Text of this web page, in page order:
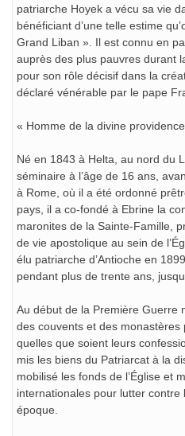
patriarche Hoyek a vécu sa vie
bénéficiant d’une telle estime
Grand Liban ». Il est connu en
auprès des plus pauvres durant
pour son rôle décisif dans la
déclaré vénérable par le pape
« Homme de la divine
Né en 1843 à Helta, au nord du
séminaire à l’âge de 16 ans,
à Rome, où il a été ordonné
pays, il a co-fondé à Ebrine la
maronites de la Sainte-Famille,
de vie apostolique au sein de
élu patriarche d’Antioche en
pendant plus de trente ans,
Au début de la Première Guerre
des couvents et des
quelles que soient leurs
mis les biens du Patriarcat à la
mobilisé les fonds de l’Église et
internationales pour lutter
époque.